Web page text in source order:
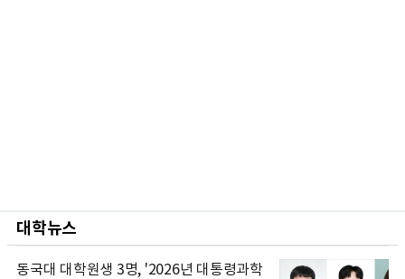
대학뉴스
동국대 대학원생 3명, '2026년 대통령과학